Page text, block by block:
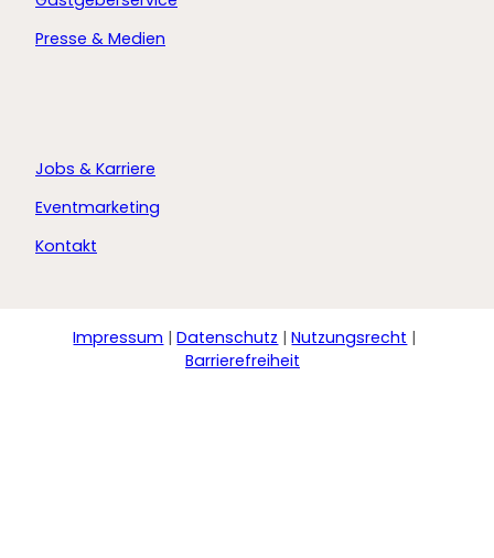
Presse & Medien
Jobs & Karriere
Eventmarketing
Kontakt
Impressum Datenschutz
Nutzungsrecht
Barrierefreiheit